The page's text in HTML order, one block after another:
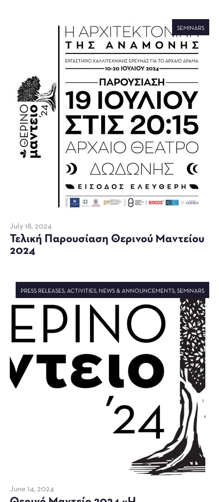
SEMINARS
July 18, 2024
Τελική Παρουσίαση Θερινού Μαντείου
2024
PRESS RELEASES, ACTIVITIES, NEWS & ANNOUNCEMENTS, SEMINARS
June 14, 2024